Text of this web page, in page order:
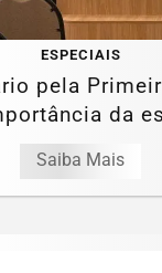
ESPECIAIS
pela
da
Saiba Mais